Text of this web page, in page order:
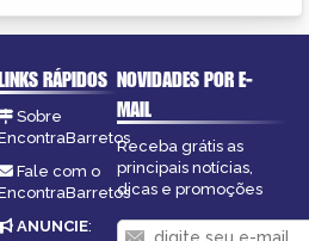
RÁPIDOS
Sobre
Fale com o
ANUNCIE:
NOVIDADES POR E-
MAIL
Receba grátis as
principais notícias,
dicas e promoções